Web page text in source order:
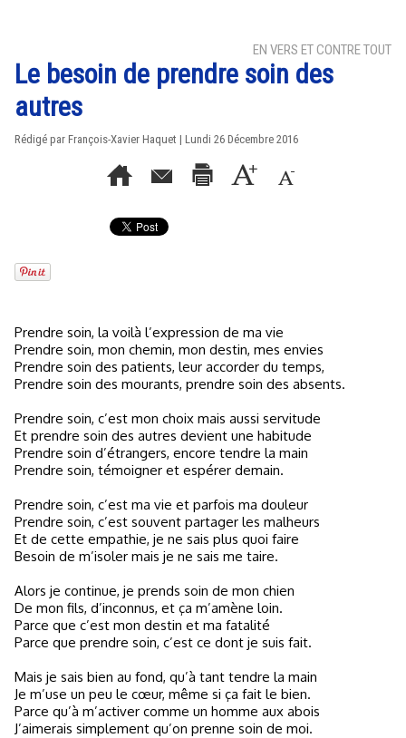
EN VERS ET CONTRE TOUT
Le besoin de prendre soin des
autres
Rédigé par François-Xavier Haquet | Lundi 26 Décembre 2016
Prendre soin, la voilà l’expression de ma vie
Prendre soin, mon chemin, mon destin, mes envies
Prendre soin des patients, leur accorder du temps,
Prendre soin des mourants, prendre soin des absents.
Prendre soin, c’est mon choix mais aussi servitude
Et prendre soin des autres devient une habitude
Prendre soin d’étrangers, encore tendre la main
Prendre soin, témoigner et espérer demain.
Prendre soin, c’est ma vie et parfois ma douleur
Prendre soin, c’est souvent partager les malheurs
Et de cette empathie, je ne sais plus quoi faire
Besoin de m’isoler mais je ne sais me taire.
Alors je continue, je prends soin de mon chien
De mon fils, d’inconnus, et ça m’amène loin.
Parce que c’est mon destin et ma fatalité
Parce que prendre soin, c’est ce dont je suis fait.
Mais je sais bien au fond, qu’à tant tendre la main
Je m’use un peu le cœur, même si ça fait le bien.
Parce qu’à m’activer comme un homme aux abois
J’aimerais simplement qu’on prenne soin de moi.